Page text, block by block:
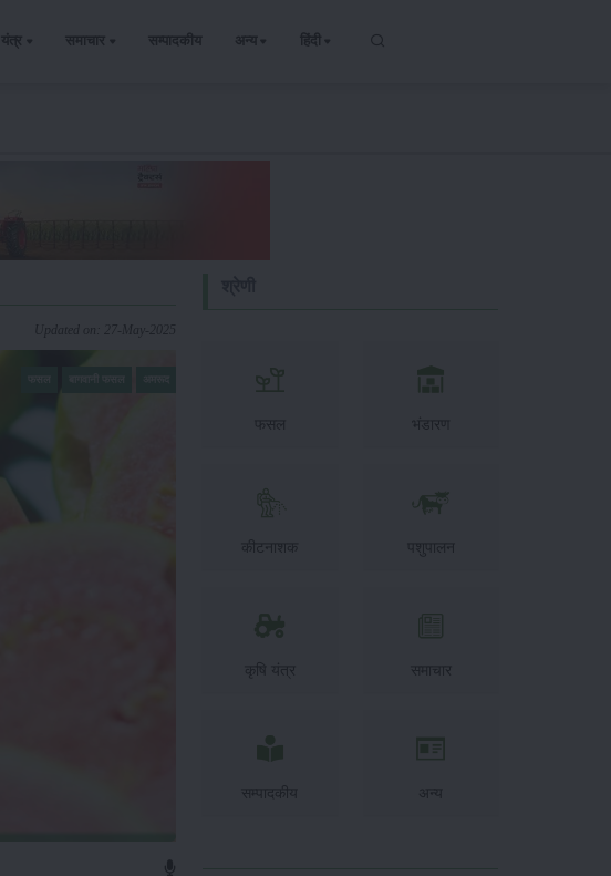
समाचार सम्पादकीय अन्य हिंदी
Updated on: 27-May-2025
फसल भंडारण
कीटनाशक पशुपालन
कृषि यंत्र समाचार
सम्पादकीय अन्य